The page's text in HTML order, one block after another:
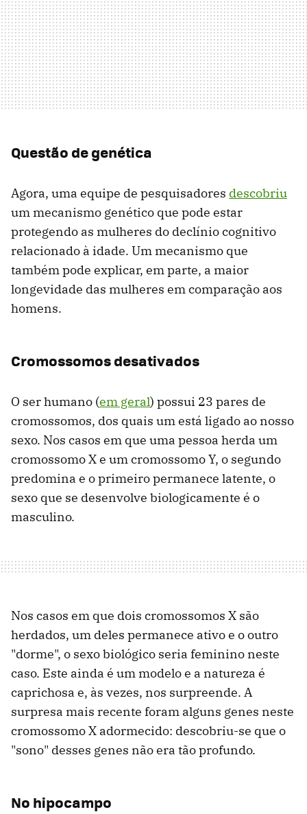
Questão de genética
Agora, uma equipe de pesquisadores descobriu
um mecanismo genético que pode estar
protegendo as mulheres do declínio cognitivo
relacionado à idade. Um mecanismo que
também pode explicar, em parte, a maior
longevidade das mulheres em comparação aos
homens.
Cromossomos desativados
O ser humano (em geral) possui 23 pares de
cromossomos, dos quais um está ligado ao nosso
sexo. Nos casos em que uma pessoa herda um
cromossomo X e um cromossomo Y, o segundo
predomina e o primeiro permanece latente, o
sexo que se desenvolve biologicamente é o
masculino.
Nos casos em que dois cromossomos X são
herdados, um deles permanece ativo e o outro
"dorme", o sexo biológico seria feminino neste
caso. Este ainda é um modelo e a natureza é
caprichosa e, às vezes, nos surpreende. A
surpresa mais recente foram alguns genes neste
cromossomo X adormecido: descobriu-se que o
"sono" desses genes não era tão profundo.
No hipocampo